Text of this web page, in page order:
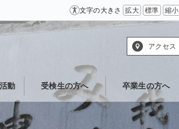
文字の大きさ 拡大 標準 縮小
アクセス
動 受検生の方へ 卒業生の方へ